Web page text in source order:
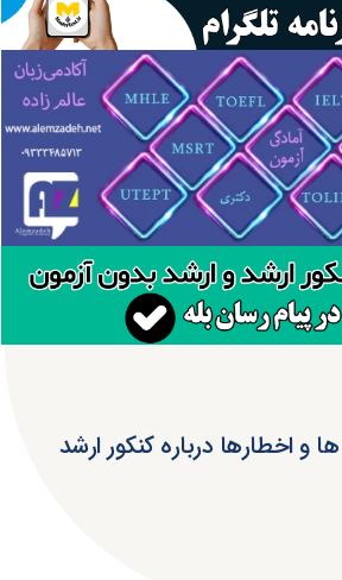
و اخطارها درباره کنکور ارشد